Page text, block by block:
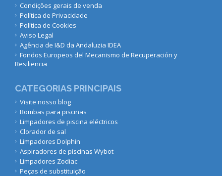
Condições gerais de venda
Política de Privacidade
Política de Cookies
Aviso Legal
Agência de I&D da Andaluzia IDEA
Fondos Europeos del Mecanismo de Recuperación y
Resiliencia
CATEGORIAS PRINCIPAIS
Visite nosso blog
Bombas para piscinas
Limpadores de piscina eléctricos
Clorador de sal
Limpadores Dolphin
Aspiradores de piscinas Wybot
Limpadores Zodiac
Peças de substituição